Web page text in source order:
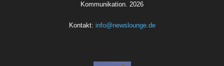
Kommunikation. 2026
Kontakt: info@newslounge.de